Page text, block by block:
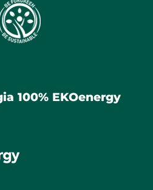
100% EKOenergy